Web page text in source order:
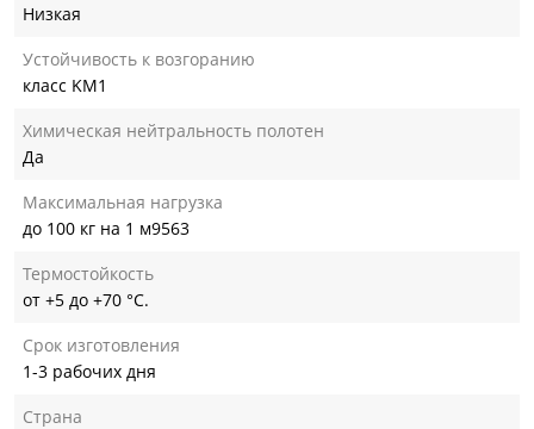
Низкая
Устойчивость к возгоранию
класс KM1
Химическая нейтральность полотен
Да
Максимальная нагрузка
до 100 кг на 1 м9563
Термостойкость
от +5 до +70 °С.
Срок изготовления
1-3 рабочих дня
Страна